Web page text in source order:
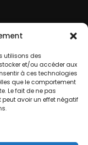
utilisons des
et/ou accéder aux
à ces technologies
que le comportement
Le fait de ne pas
avoir un effet négatif